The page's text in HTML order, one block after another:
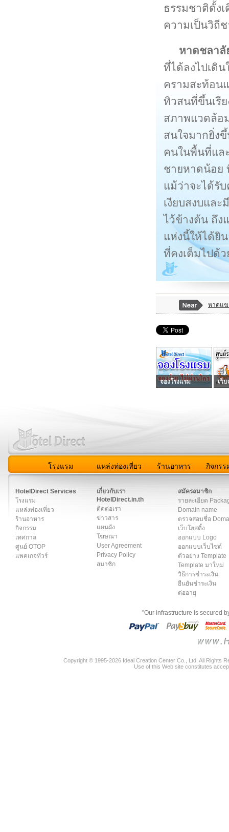
ธรรมชาติดั้ง
ความเป็นวิถี
หาดชลาลั
ที่ได้ลงไปเดิ
ครามสะท้อน
ทิวสนที่ขึ้นเรี
สภาพแวดล้อ
สนใจมากยิ่ง
คนในพื้นที่แล
ชายหาดน้อย
แม้ว่าจะได้รั
เงียบสงบและ
ไว้ข้างต้น ถึง
แห่งนี้ให้ได้ยิ
ที่คงเต็มไปด้
หาดแ
จองโรงแรม เว็บ
โรงแรม แหล่งท่องเที่ยว ร้านอาหาร กิจกรร
HotelDirect Services
โรงแรม
แหล่งท่องเที่ยว
ร้านอาหาร
กิจกรรม
เทศกาล
ศูนย์ OTOP
แพคเกจทัวร์
เกี่ยวกับเรา
HotelDirect.in.th
ติดต่อเรา
ข่าวสาร
แผนผัง
โฆษณา
User Agreement
Privacy Policy
สมาชิก
สมัครสมาชิก
รายละเอียด
Domain name
ตรวจสอบชื่อ
เว็บโฮสติ้ง
ออกแบบ Logo
ออกแบบเว็บไซต์
ตัวอย่าง Template
Template มาใหม่
วิธีการชำระเงิน
ยืนยันชำระเงิน
ต่ออายุ
"Our infrastructure is secured
Copyright © 1995-2026 Ideal Creation Center Co., Ltd. All Rights
Use of this Web site constitutes